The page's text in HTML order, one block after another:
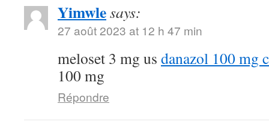
Yimwlesays:
27 août 2023 at 12 h 47 min
meloset 3 mg us danazol 100 mg
100 mg
Répondre